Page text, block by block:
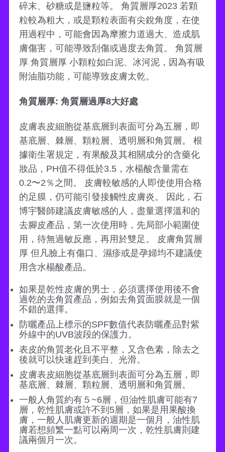
碎末、砂糖或是鹽粒等。 角質層厚2023 若顆
粒較為粗大，或是顆粒表面有尖銳角度，在使
用過程中，可能會因為摩擦力道過大、造成肌
膚傷害，可能導致刮傷或過度去角質。 角質層
厚 角質層厚 小顆粒如白泥、冰河泥，因為有吸
附油脂功能，可能導致皮膚太乾。
角質層厚: 角質層過厚8大好處
皮膚表皮細胞從基底層到表面可分為五層，即
基底層、棘層、顆粒層、透明層和角質層。 根
據衛生署規定，有果酸及其相關成分的含藥化
妝品，PH值不得低於3.5，水楊酸含量需在
0.2〜2％之間。 皮膚較敏感的人即使使用合格
的足膜，仍可能引發接觸性皮膚炎。 因此，石
博宇醫師建議皮膚敏感的人，盡量選擇溫和的
去腳皮產品，第一次使用時，先局部小範圍使
用，待無過敏反應，再用於雙足。 皮膚角質層
厚 但凡臉上有傷口、濕疹或是孕婦均不建議使
用含水楊酸產品。
如果是乾性皮膚的男士，必須選擇使用後不會
過乾的去角質產品，例如去角質面膜就是一個
不錯的選擇。
防曬產品上標示的SPF數值代表防曬產品對紫
外線中的UVB波段的保護力。
表皮的角質老化且不平整，又含色素，除去之
後就可以快速趕到美白、光滑。
皮膚表皮細胞從基底層到表面可分為五層，即
基底層、棘層、顆粒層、透明層和角質層。
一般人角質約有５~6層，但油性肌膚可能有7
層，乾性肌膚或許不到5層，如果是用果酸換
膚，一般人肌膚更新的週期是一個月，油性肌
膚若想頻繁一點可以兩周一次，乾性肌膚則建
議兩個月一次。